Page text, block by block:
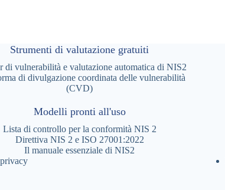
Strumenti di valutazione gratuiti
di vulnerabilità e valutazione automatica di NIS2
di divulgazione coordinata delle vulnerabilità
(CVD)
Modelli pronti all'uso
Lista di controllo per la conformità NIS 2
Direttiva NIS 2 e ISO 27001:2022
Il manuale essenziale di NIS2